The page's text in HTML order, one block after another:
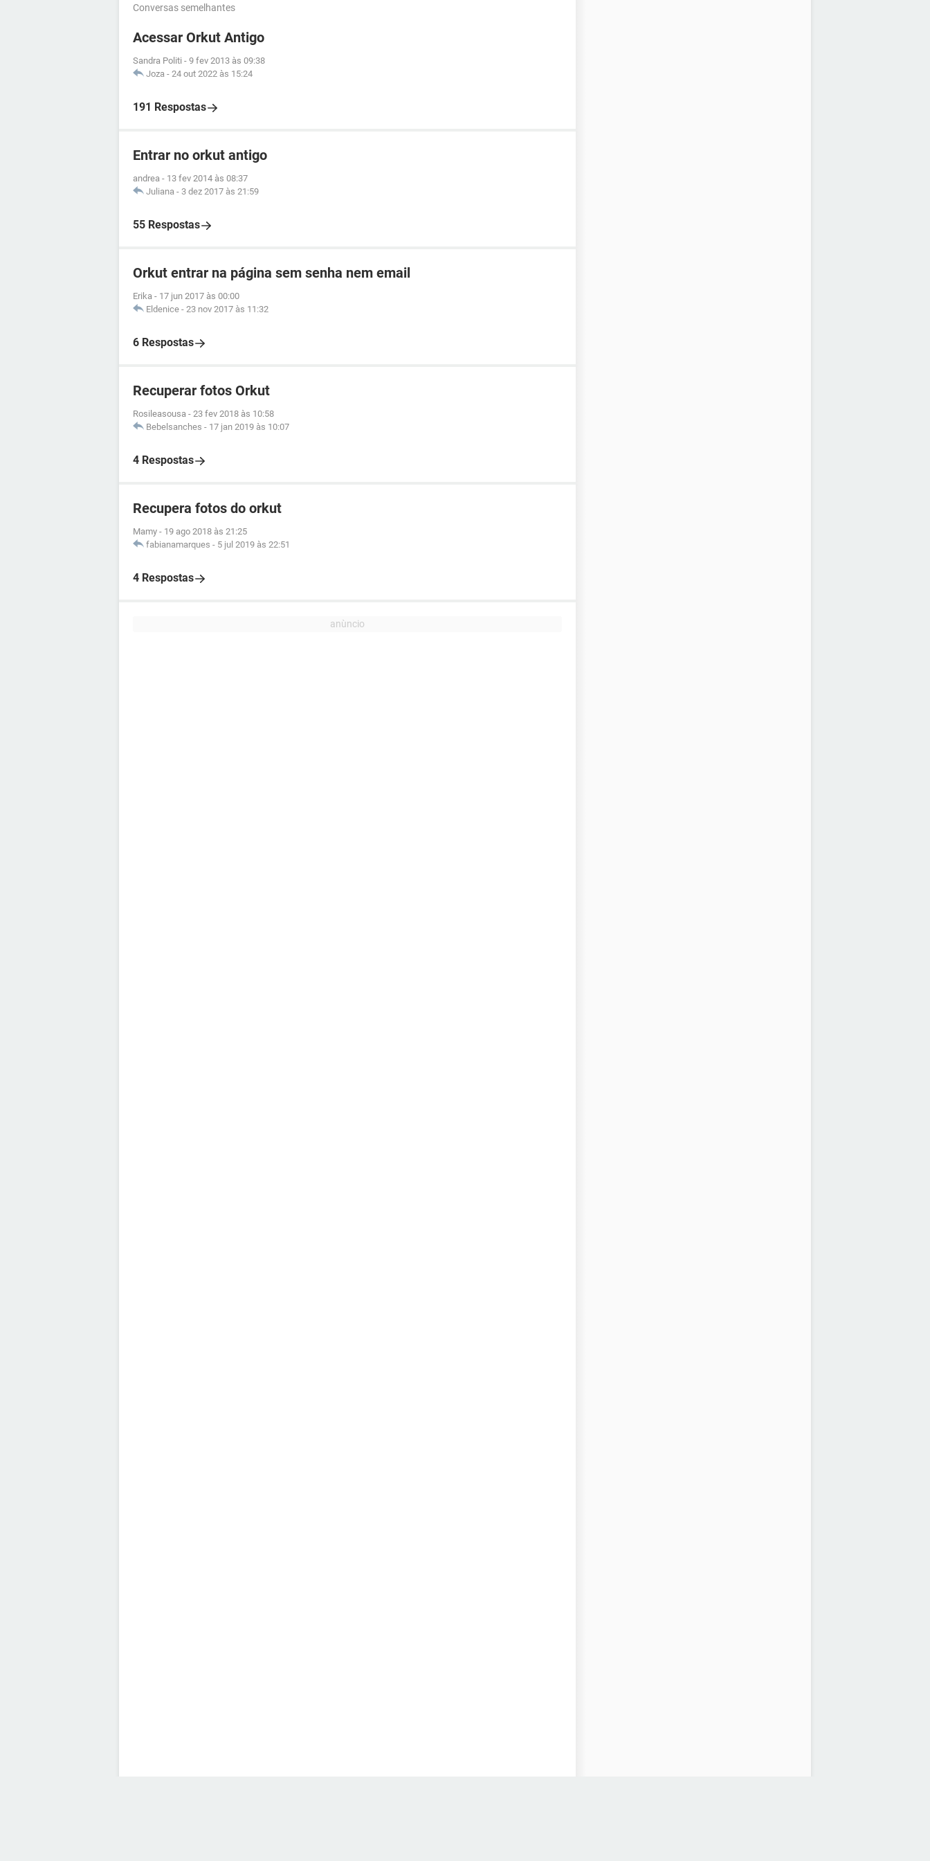
Conversas semelhantes
Acessar Orkut Antigo
Sandra Politi - 9 fev 2013 às 09:38
Joza - 24 out 2022 às 15:24
191 Respostas
Entrar no orkut antigo
andrea - 13 fev 2014 às 08:37
Juliana - 3 dez 2017 às 21:59
55 Respostas
Orkut entrar na página sem senha nem email
Erika - 17 jun 2017 às 00:00
Eldenice - 23 nov 2017 às 11:32
6 Respostas
Recuperar fotos Orkut
Rosileasousa - 23 fev 2018 às 10:58
Bebelsanches - 17 jan 2019 às 10:07
4 Respostas
Recupera fotos do orkut
Mamy - 19 ago 2018 às 21:25
fabianamarques - 5 jul 2019 às 22:51
4 Respostas